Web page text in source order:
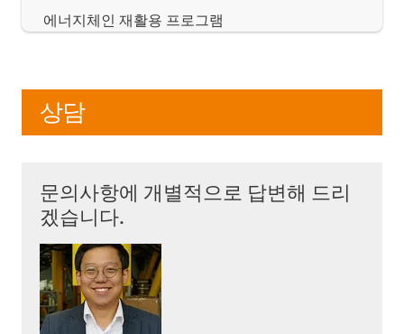
에너지체인 재활용 프로그램
상담
문의사항에 개별적으로 답변해 드리
겠습니다.